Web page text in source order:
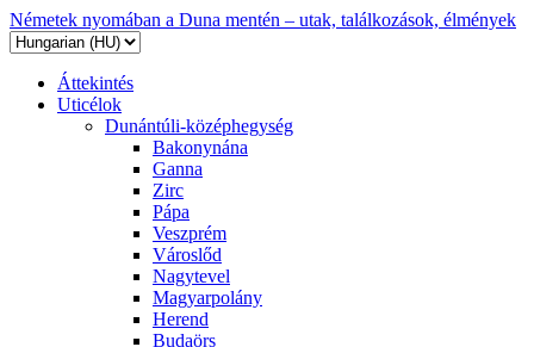
Németek nyomában a Duna mentén – utak, találkozások, élmények
Áttekintés
Uticélok
Dunántúli-középhegység
Bakonynána
Ganna
Zirc
Pápa
Veszprém
Városlőd
Nagytevel
Magyarpolány
Herend
Budaörs